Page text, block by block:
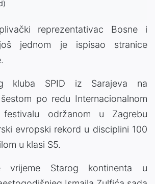
reprezentativac Bosne i
jednom je ispisao stranice
kluba SPID iz Sarajeva na
po redu Internacionalnom
festivalu održanom u Zagrebu
evropski rekord u disciplini 100
u klasi S5.
vrijeme Starog kontinenta u